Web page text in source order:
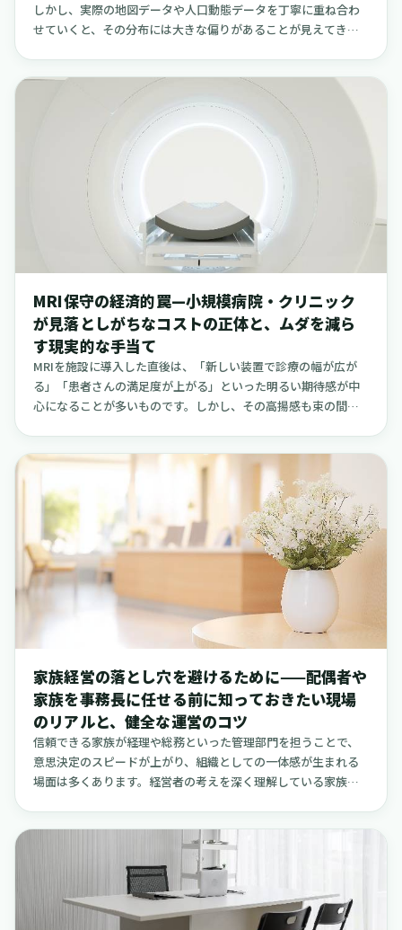
しかし、実際の地図データや人口動態データを丁寧に重ね合わ
せていくと、その分布には大きな偏りがあることが見えてきま
医療ニーズに対して供給が追いついていない場所が点在してい
るのです。これらは、日々の生活動線の中にありながら、これ
まで見過ごされてきた一種の「診療空白」と呼べるかもしれま
せん。本稿では、こうした過密競争から一歩離れ、静かに地域
の医療ニーズに応える「住宅街ピンポイント開業」という考え
方に焦点を当てます。診療圏調査のデータや地理情報システム
（GIS）を活用して、どのようにしてこの「空白地帯」を見つけ
出すのか。そして、実際に住宅街で成功しているクリニックの
事例から、立地選定の勘所や、無理なく地域に根ざしていくた
めの集患・運営戦略を、淡々と整理して解説します。また、開
減するための実用的な手法として、クーラのようなプラットフ
ォームの活用についても触れていきます。
MRI保守の経済的罠—小規模病院・クリニック
が見落としがちなコストの正体と、ムダを減ら
す現実的な手当て
MRIを施設に導入した直後は、「新しい装置で診療の幅が広が
る」「患者さんの満足度が上がる」といった明るい期待感が中
心になることが多いものです。しかし、その高揚感も束の間、2
ニックや病院の先生方から、装置の更新や保守契約の見積りを
前にして、「この費用は本当に適正なのだろうか」「どこか削
れる部分はないのか」といった切実な悩みを何度も伺ってきま
した。この記事では、そうした現場の実感に寄り添いながら、
「MRI保守の経済的罠」とは具体的に何を指すのかを整理し、で
きる限り具体的な公開情報や実際の事例を基に、明日からでも
実践できるコスト見直しのポイントを解説します。また、本稿
のテーマであるコスト最適化は、装置の保守契約だけに留まり
ません。MRIを最大限に活用するための看護師や診療放射線技師
の採用、そして装置の稼働率向上という文脈にも触れていきま
を通じてミスマッチを抑制できる人材募集プラットフォーム
「クーラ」の活用も、有効な選択肢の一つとしてご紹介しま
す。
家族経営の落とし穴を避けるために——配偶者や
家族を事務長に任せる前に知っておきたい現場
のリアルと、健全な運営のコツ
信頼できる家族が経理や総務といった管理部門を担うことで、
意思決定のスピードが上がり、組織としての一体感が生まれる
場面は多くあります。経営者の考えを深く理解している家族が
が複雑化していく過程で、この「家族を巻き込むこと」そのも
のが、新たな問題の火種となることがあります。特に、公私の
区別がつきにくい環境は、スタッフだけでなく、経営者家族自
身の感情的な負担、いわゆる感情労働を増大させ、結果的に優
秀なスタッフの離職や、予期せぬ労務トラブルへと発展するケ